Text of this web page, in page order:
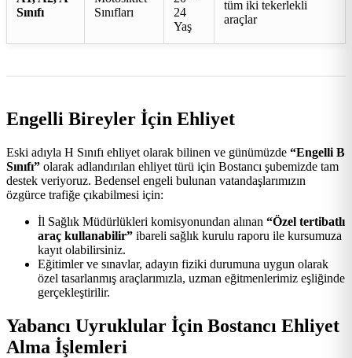
Sınıfı
Sınıfları
24
Yaş
tüm iki tekerlekli
araçlar
Engelli Bireyler İçin Ehliyet
Eski adıyla H Sınıfı ehliyet olarak bilinen ve günümüzde “Engelli B
Sınıfı” olarak adlandırılan ehliyet türü için Bostancı şubemizde tam
destek veriyoruz. Bedensel engeli bulunan vatandaşlarımızın
özgürce trafiğe çıkabilmesi için:
İl Sağlık Müdürlükleri komisyonundan alınan “Özel tertibatlı
araç kullanabilir” ibareli sağlık kurulu raporu ile kursumuza
kayıt olabilirsiniz.
Eğitimler ve sınavlar, adayın fiziki durumuna uygun olarak
özel tasarlanmış araçlarımızla, uzman eğitmenlerimiz eşliğinde
gerçekleştirilir.
Yabancı Uyruklular İçin Bostancı Ehliyet
Alma İşlemleri